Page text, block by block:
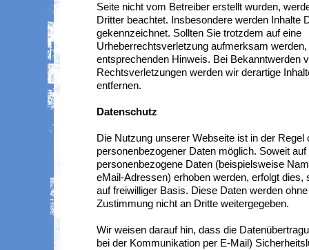
Seite nicht vom Betreiber erstellt wurden,
Dritter beachtet. Insbesondere werden Inhalte
gekennzeichnet. Sollten Sie trotzdem auf eine
Urheberrechtsverletzung aufmerksam
entsprechenden Hinweis. Bei Bekanntwerden
Rechtsverletzungen werden wir derartige
entfernen.
Datenschutz
Die Nutzung unserer Webseite ist in der Regel
personenbezogener Daten möglich. Soweit
personenbezogene Daten (beispielsweise
eMail-Adressen) erhoben werden, erfolgt dies,
auf freiwilliger Basis. Diese Daten werden
Zustimmung nicht an Dritte weitergegeben.
Wir weisen darauf hin, dass die
bei der Kommunikation per E-Mail)